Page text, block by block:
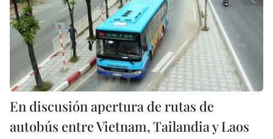
En discusión apertura de rutas de
autobús entre Vietnam, Tailandia y Laos